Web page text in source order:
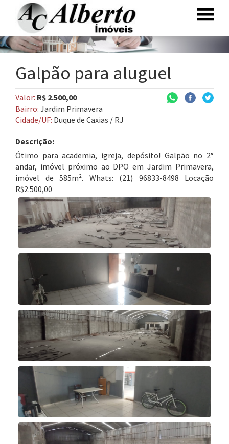
Galpão para aluguel
Valor: R$ 2.500,00
Bairro: Jardim Primavera
Cidade/UF: Duque de Caxias / RJ
Descrição:
Ótimo para academia, igreja, depósito! Galpão no 2°
andar, imóvel próximo ao DPO em Jardim Primavera,
imóvel de 585m². Whats: (21) 96833-8498 Locação
R$2.500,00